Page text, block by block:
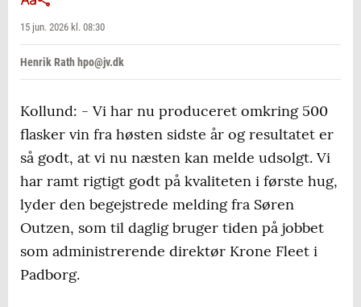
15 jun. 2026 kl. 08:30
Henrik Rath hpo@jv.dk
Kollund: - Vi har nu produceret omkring 500
flasker vin fra høsten sidste år og resultatet er
så godt, at vi nu næsten kan melde udsolgt. Vi
har ramt rigtigt godt på kvaliteten i første hug,
lyder den begejstrede melding fra Søren
Outzen, som til daglig bruger tiden på jobbet
som administrerende direktør Krone Fleet i
Padborg.